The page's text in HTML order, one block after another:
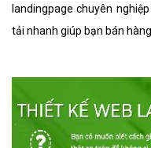
landingpage chuyên
tải nhanh giúp bạn bán